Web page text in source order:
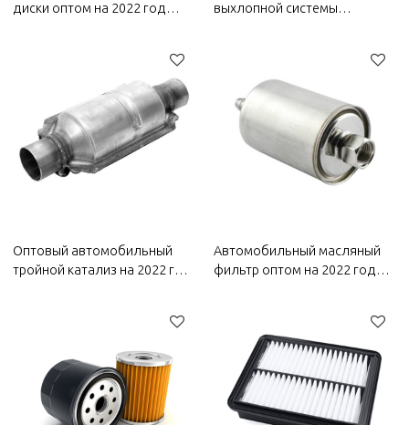
диски оптом на 2022 год
Автозапчасти для кузова
выхлопной системы
коррозии | Автозапчасти для
Bestune
Оптовый автомобильный
тройной катализ на 2022 год
коррозионная стойкость и
Автозапчасти для Bestune
Автомобильный масляный
фильтр оптом на 2022 год
топливную экономичность |
Автозапчасти для Bestune